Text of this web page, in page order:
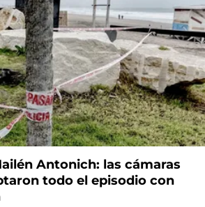
Antonich: las cámaras
todo el episodio con